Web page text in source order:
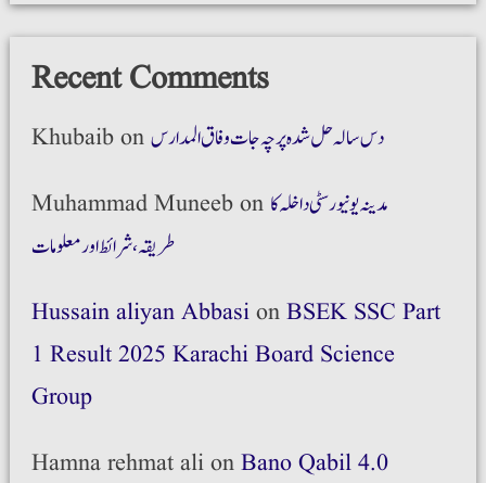
Recent Comments
Khubaibonدس سالہ حل شدہ پرچہ جات وفاق المدارس
Muhammad Muneebon مدینہ یونیورسٹی داخلہ کا
طریقہ،شرائط اور معلومات
Hussain aliyan AbbasionBSEK SSC Part
1 Result 2025 Karachi Board Science
Group
Hamna rehmat alionBano Qabil 4.0